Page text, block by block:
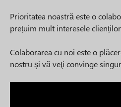
Prioritatea noastră este o
prețuim mult interesele
Colaborarea cu noi este o
nostru şi vă veţi convinge